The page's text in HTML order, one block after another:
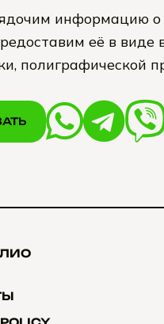
информацию о
её в виде
полиграфической